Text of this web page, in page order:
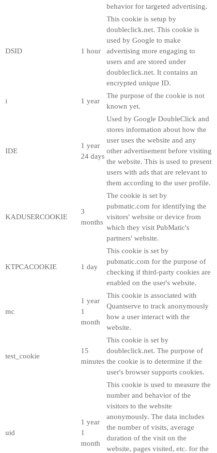
behavior for targeted advertising.
DSID 1 hour
This cookie is setup by
doubleclick.net. This cookie is
used by Google to make
advertising more engaging to
users and are stored under
doubleclick.net. It contains an
encrypted unique ID.
i 1 year
The purpose of the cookie is not
known yet.
IDE
1 year
24 days
Used by Google DoubleClick and
stores information about how the
user uses the website and any
other advertisement before visiting
the website. This is used to present
users with ads that are relevant to
them according to the user profile.
KADUSERCOOKIE
3
months
The cookie is set by
pubmatic.com for identifying the
visitors' website or device from
which they visit PubMatic's
partners' website.
KTPCACOOKIE 1 day
This cookie is set by
pubmatic.com for the purpose of
checking if third-party cookies are
enabled on the user's website.
mc
1 year
1
month
This cookie is associated with
Quantserve to track anonymously
how a user interact with the
website.
test_cookie
15
minutes
This cookie is set by
doubleclick.net. The purpose of
the cookie is to determine if the
user's browser supports cookies.
uid
1 year
1
month
This cookie is used to measure the
number and behavior of the
visitors to the website
anonymously. The data includes
the number of visits, average
duration of the visit on the
website, pages visited, etc. for the